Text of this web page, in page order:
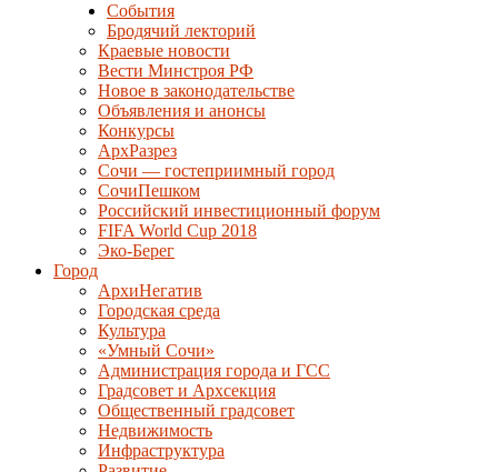
События
Бродячий лекторий
Краевые новости
Вести Минстроя РФ
Новое в законодательстве
Объявления и анонсы
Конкурсы
АрхРазрез
Сочи — гостеприимный город
СочиПешком
Российский инвестиционный форум
FIFA World Cup 2018
Эко-Берег
Город
АрхиНегатив
Городская среда
Культура
«Умный Сочи»
Администрация города и ГСС
Градсовет и Архсекция
Общественный градсовет
Недвижимость
Инфраструктура